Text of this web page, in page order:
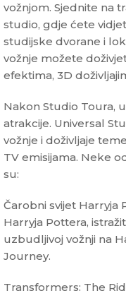
vožnjom. Sjednite na
studio, gdje ćete
studijske dvorane i
vožnje možete
efektima, 3D
Nakon Studio Toura,
atrakcije. Universal
vožnje i doživljaje
TV emisijama. Neke
su:
Čarobni svijet Harryja
Harryja Pottera,
uzbudljivoj vožnji na
Journey.
Transformers: The